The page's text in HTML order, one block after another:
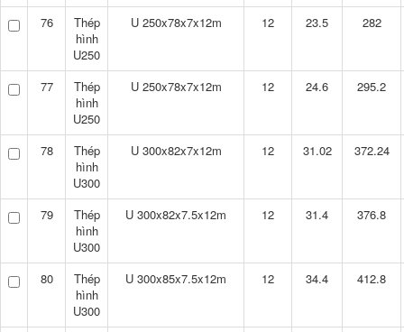
76
Thép
hình
U250
U 250x78x7x12m 12 23.5 282
77
Thép
hình
U250
U 250x78x7x12m 12 24.6 295.2
78
Thép
hình
U300
U 300x82x7x12m 12 31.02 372.24
79
Thép
hình
U300
U 300x82x7.5x12m 12 31.4 376.8
80
Thép
hình
U300
U 300x85x7.5x12m 12 34.4 412.8